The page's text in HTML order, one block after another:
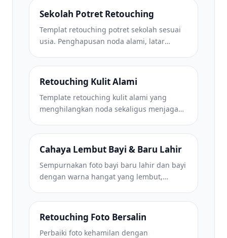
Sekolah Potret Retouching
Templat retouching potret sekolah sesuai
usia. Penghapusan noda alami, latar
standar buku tahunan dengan
pemrosesan batch untuk seluruh kelas.
Retouching Kulit Alami
Template retouching kulit alami yang
menghilangkan noda sekaligus menjaga
tanpa tampilan plastik — hanya tampilan
kamera yang lebih baik.
Cahaya Lembut Bayi & Baru Lahir
Sempurnakan foto bayi baru lahir dan bayi
dengan warna hangat yang lembut,
penghilangan penyangga dan gangguan,
serta ukuran siap cetak untuk
pengumuman dan seni dinding.
Retouching Foto Bersalin
Perbaiki foto kehamilan dengan